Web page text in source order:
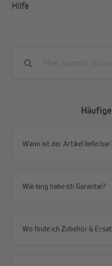
"vorn" oder "unten"
Erhöht den
Hilfe
Wann ist der Artikel
Wie lang habe ich Garantie?
Wo finde ich Zubehör &